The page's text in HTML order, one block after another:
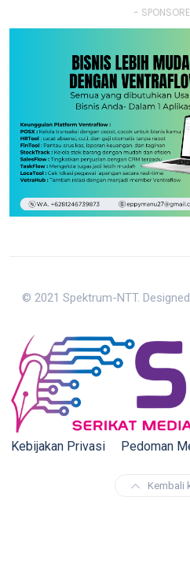
-
© 2021 Spektrum-NTT.
Kebijakan Privasi Pedoman
Kembali